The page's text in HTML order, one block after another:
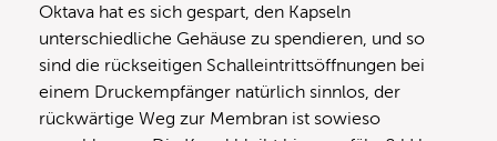
Oktava hat es sich gespart, den Kapseln
unterschiedliche Gehäuse zu spendieren, und so
sind die rückseitigen Schalleintrittsöffnungen bei
einem Druckempfänger natürlich sinnlos, der
rückwärtige Weg zur Membran ist sowieso